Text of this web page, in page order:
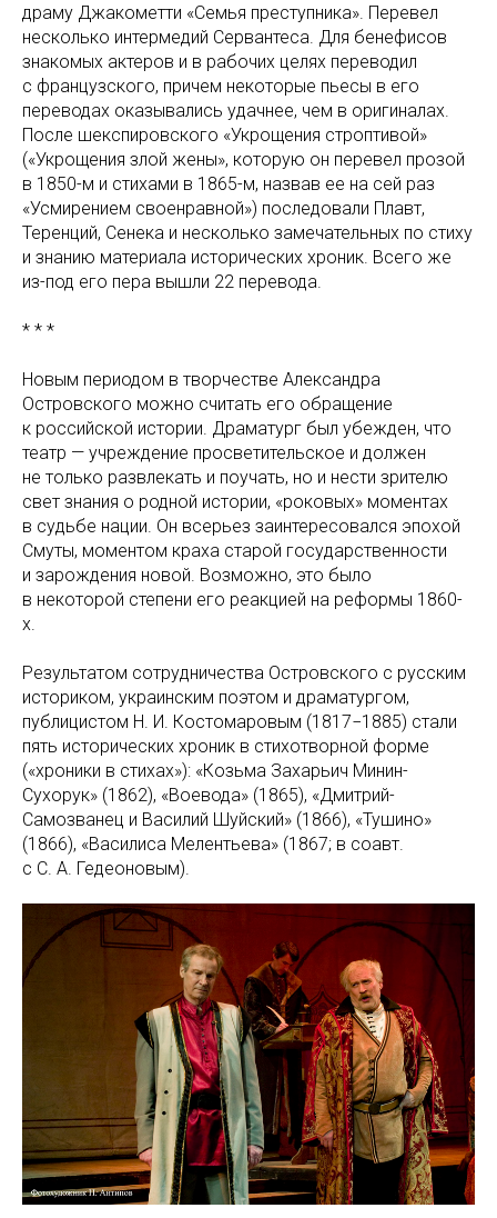
драму Джакометти «Семья преступника». Перевел
несколько интермедий Сервантеса. Для бенефисов
знакомых актеров и в рабочих целях переводил
с французского, причем некоторые пьесы в его
переводах оказывались удачнее, чем в оригиналах.
После шекспировского «Укрощения строптивой»
(«Укрощения злой жены», которую он перевел прозой
в 1850-м и стихами в 1865-м, назвав ее на сей раз
«Усмирением своенравной») последовали Плавт,
Теренций, Сенека и несколько замечательных по стиху
и знанию материала исторических хроник. Всего же
из-под его пера вышли 22 перевода.
* * *
Новым периодом в творчестве Александра
Островского можно считать его обращение
к российской истории. Драматург был убежден, что
театр — учреждение просветительское и должен
не только развлекать и поучать, но и нести зрителю
свет знания о родной истории, «роковых» моментах
в судьбе нации. Он всерьез заинтересовался эпохой
Смуты, моментом краха старой государственности
и зарождения новой. Возможно, это было
в некоторой степени его реакцией на реформы 1860-
х.
Результатом сотрудничества Островского с русским
историком, украинским поэтом и драматургом,
публицистом Н. И. Костомаровым (1817−1885) стали
пять исторических хроник в стихотворной форме
(«хроники в стихах»): «Козьма Захарьич Минин-
Сухорук» (1862), «Воевода» (1865), «Дмитрий-
Самозванец и Василий Шуйский» (1866), «Тушино»
(1866), «Василиса Мелентьева» (1867; в соавт.
с С. А. Гедеоновым).